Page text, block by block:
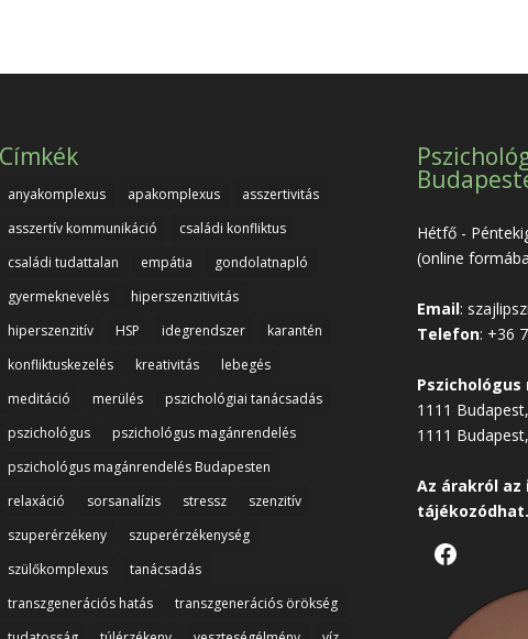
Címkék
anyakomplexus apakomplexus
asszertivitás
asszertív kommunikáció
családi konfliktus
családi tudattalan
empátia
gondolatnapló
gyermeknevelés
hiperszenzitivitás
hiperszenzitív
HSP idegrendszer
karantén
konfliktuskezelés
kreativitás
lebegés
meditáció
merülés
pszichológiai tanácsadás
pszichológus
pszichológus magánrendelés
pszichológus magánrendelés Budapesten
relaxáció
sorsanalízis stressz
szenzitív
szuperérzékeny
szuperérzékenység
szülőkomplexus
tanácsadás
transzgenerációs hatás
transzgenerációs örökség
Hétfő -
(online
Email:
Telefon: +36
1111
1111
Az árakról az
tájékozódhat.
Facebook